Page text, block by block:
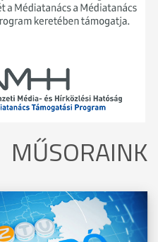
MŰSORAINK